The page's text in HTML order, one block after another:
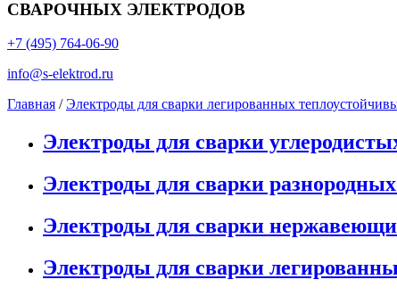
СВАРОЧНЫХ ЭЛЕКТРОДОВ
+7 (495) 764-06-90
info@s-elektrod.ru
Главная /Электроды для сварки легированных
Электроды для сварки
Электроды для сварки
Электроды для сварки
Электроды для сварки